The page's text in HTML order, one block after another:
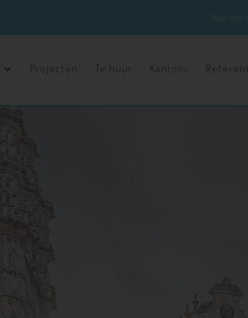
Hou me
Projecten Te huur Kantoor